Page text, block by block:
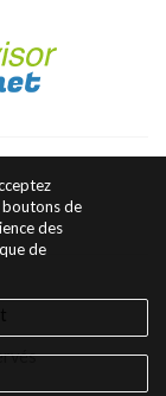
de
des
de